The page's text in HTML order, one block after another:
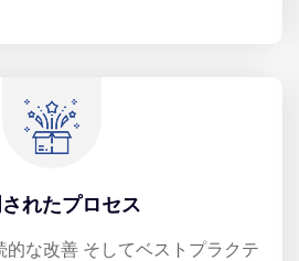
れたプロセス
的な改善 そしてベストプラクテ